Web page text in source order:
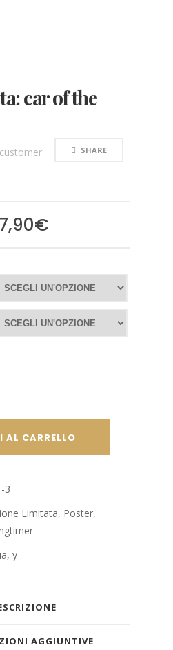
car of the
SHARE
customer
€
AL CARRELLO
3
Limitata, Poster,
, y
AGGIUNTIVE